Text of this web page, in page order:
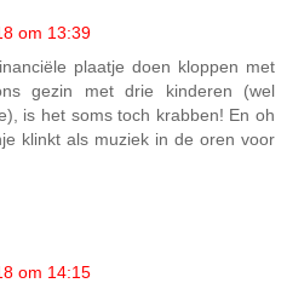
om 13:39
plaatje doen kloppen met
gezin met drie kinderen (wel
is het soms toch krabben! En oh
klinkt als muziek in de oren voor
om 14:15